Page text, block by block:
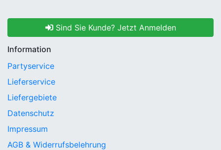
Sind Sie Kunde? Jetzt Anmelden
Information
Partyservice
Lieferservice
Liefergebiete
Datenschutz
Impressum
AGB & Widerrufsbelehrung